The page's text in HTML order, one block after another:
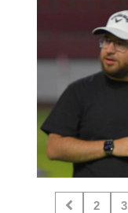
2 3